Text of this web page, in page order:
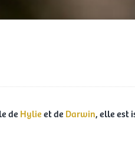
de Hylieet de Darwin, elle est